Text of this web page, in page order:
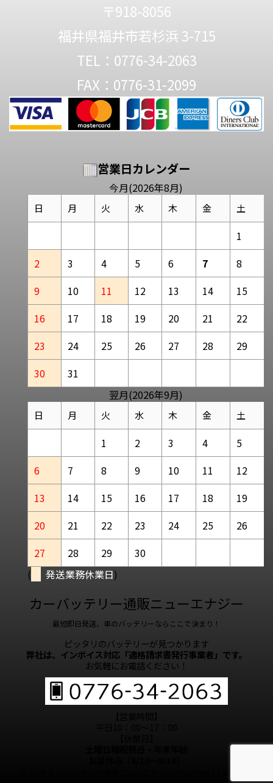
〒918-8056
福井県福井市若杉浜 3-715
TEL：0776-34-2063
FAX：0776-31-2099
営業日カレンダー
今月(2026年8月)
日 月 火 水 木 金 土
1
2
3 4 5 6 7
8
9
10 11 12 13 14
15
16
17 18 19 20 21
22
23
24 25 26 27 28
29
30
31
翌月(2026年9月)
日 月 火 水 木 金 土
1 2 3 4
5
6
7 8 9 10 11
12
13
14 15 16 17 18
19
20
21 22 23 24 25
26
27
28 29
30
(
発送業務休業日)
カーバッテリー通販ニューエナジー
最短即日発送、車のバッテリーならここで決まり！
ピッタリのバッテリーが見つかります
弊社は、インボイス対応「適格請求書発行事業者」です。
お気軽にお電話ください！